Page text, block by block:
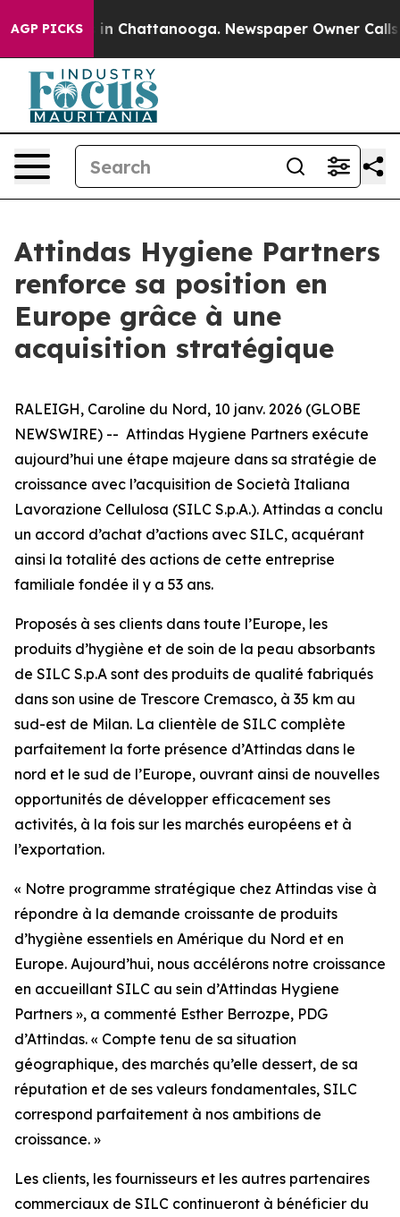
AGP PICKS
Chaos in Chattanooga. Newspaper Owner Calls
Attindas Hygiene Partners
renforce sa position en
Europe grâce à une
acquisition stratégique
RALEIGH, Caroline du Nord, 10 janv. 2026 (GLOBE
NEWSWIRE) -- Attindas Hygiene Partners exécute
aujourd’hui une étape majeure dans sa stratégie de
croissance avec l’acquisition de Società Italiana
Lavorazione Cellulosa (SILC S.p.A.). Attindas a conclu
un accord d’achat d’actions avec SILC, acquérant
ainsi la totalité des actions de cette entreprise
familiale fondée il y a 53 ans.
Proposés à ses clients dans toute l’Europe, les
produits d’hygiène et de soin de la peau absorbants
de SILC S.p.A sont des produits de qualité fabriqués
dans son usine de Trescore Cremasco, à 35 km au
sud-est de Milan. La clientèle de SILC complète
parfaitement la forte présence d’Attindas dans le
nord et le sud de l’Europe, ouvrant ainsi de nouvelles
opportunités de développer efficacement ses
activités, à la fois sur les marchés européens et à
l’exportation.
« Notre programme stratégique chez Attindas vise à
répondre à la demande croissante de produits
d’hygiène essentiels en Amérique du Nord et en
Europe. Aujourd’hui, nous accélérons notre croissance
en accueillant SILC au sein d’Attindas Hygiene
Partners », a commenté Esther Berrozpe, PDG
d’Attindas. « Compte tenu de sa situation
géographique, des marchés qu’elle dessert, de sa
réputation et de ses valeurs fondamentales, SILC
correspond parfaitement à nos ambitions de
croissance. »
Les clients, les fournisseurs et les autres partenaires
commerciaux de SILC continueront à bénéficier du